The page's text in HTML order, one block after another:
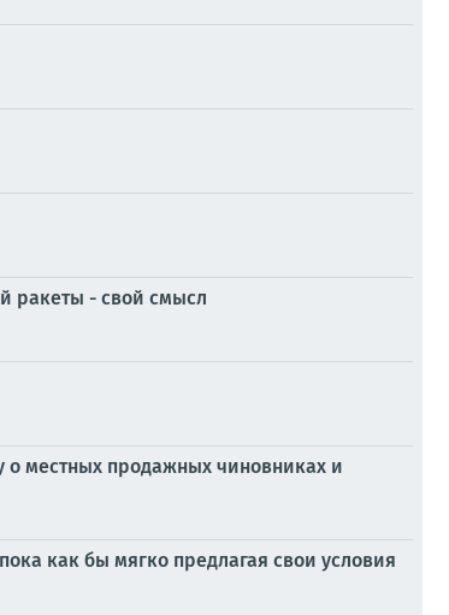
ракеты - свой смысл
о местных продажных чиновниках и
как бы мягко предлагая свои условия